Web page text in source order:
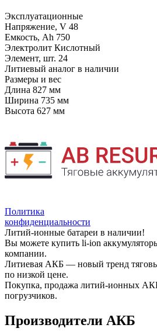
Эксплуатационные
Напряжение, V 48
Емкость, Ah 750
Электролит Кислотный
Элемент, шт. 24
Литиевый аналог в наличии
Размеры и вес
Длина 827 мм
Ширина 735 мм
Высота 627 мм
Политика
конфиденциальности
Литий-ионные батареи в наличии!
Вы можете купить li-ion
компании.
Литиевая АКБ — новый тренд
по низкой цене.
Покупка, продажа литий-ионных
погрузчиков.
Производители АКБ